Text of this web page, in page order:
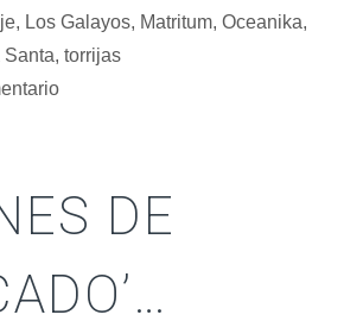
, Los Galayos, Matritum, Oceanika,
Santa, torrijas
DE